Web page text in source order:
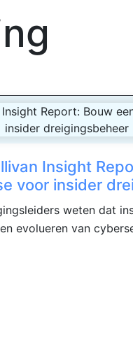
Insight
voor insider
weten dat
evolueren van